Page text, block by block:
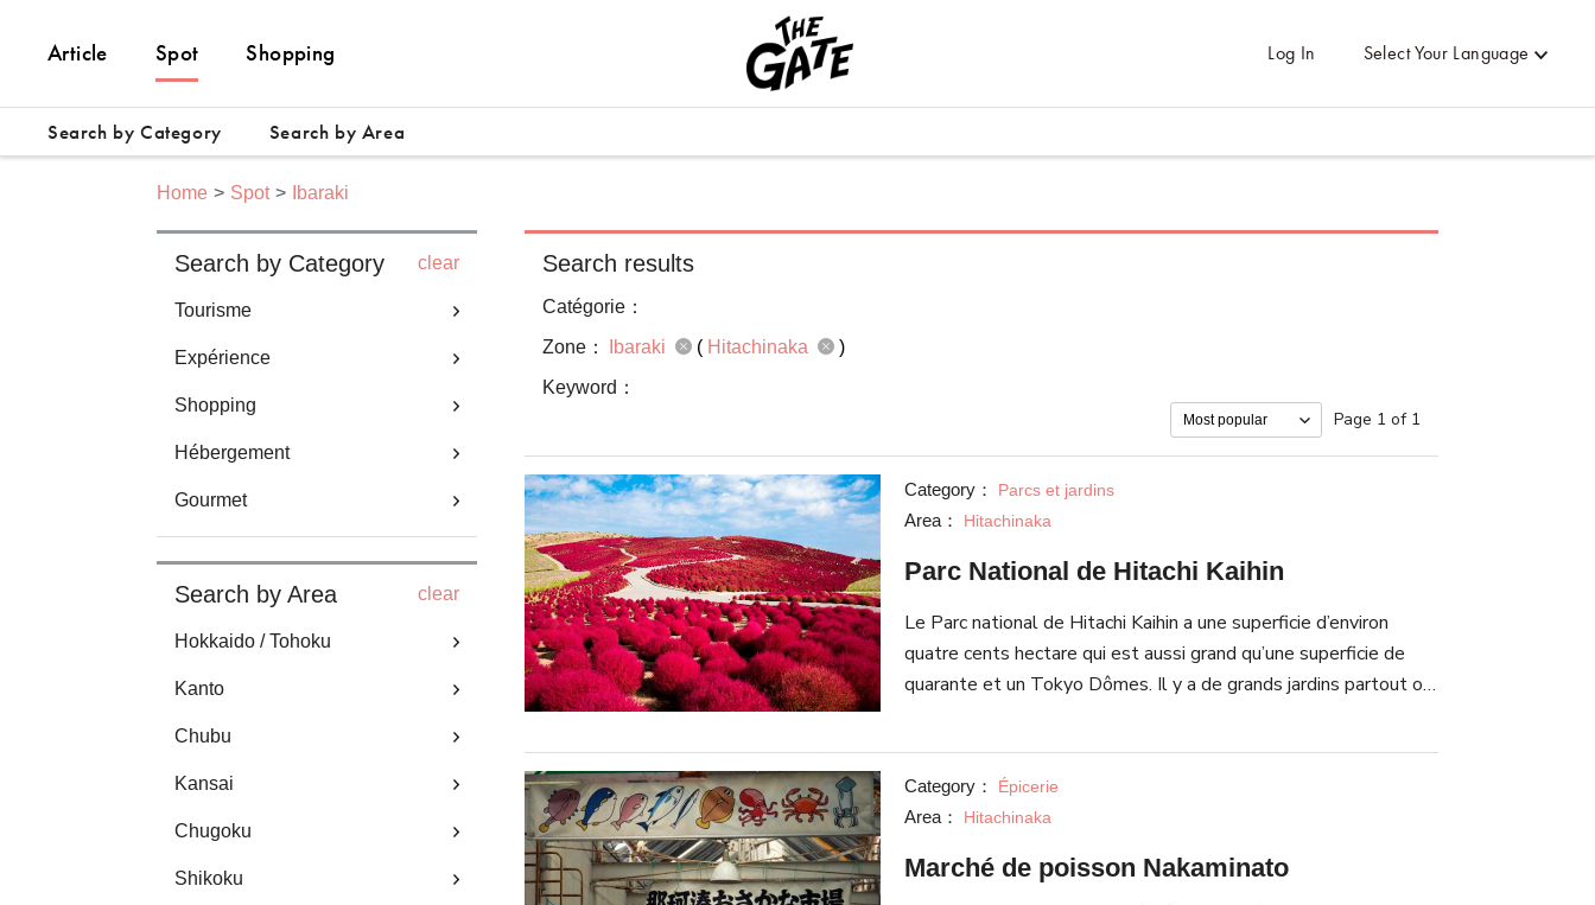
Article Spot Shopping Log In Select Your Language
Search by Category Search by Area
Home Spot Ibaraki
Search by Category clear
Tourisme
Expérience
Shopping
Hébergement
Gourmet
Search by Area clear
Hokkaido / Tohoku
Kanto
Chubu
Kansai
Chugoku
Shikoku
Search results
Catégorie：
Zone：
Ibaraki ( Hitachinaka
)
Keyword：
Page 1 of 1
Category： Parcs et jardins
Area： Hitachinaka
Parc National de Hitachi Kaihin
Le Parc national de Hitachi Kaihin a une superficie d’environ
quatre cents hectare qui est aussi grand qu’une superficie de
quarante et un Tokyo Dômes. Il y a de grands jardins partout où
Surtout, la némophile à partir de mi avril jusqu’au début mai et
les kochia scoparia en automne sont très connus. Ils se
fleurissent sur la Miharashi-no-oka qui est la plus haut colline de
un parc d’attraction de plus de 25 attractions, un cours de
Category： Épicerie
Area： Hitachinaka
Marché de poisson Nakaminato